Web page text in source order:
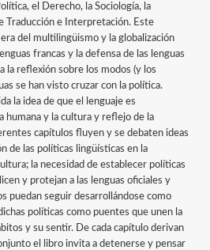
el Derecho, la Sociología, la
Traducción e Interpretación. Este
del multilingüismo y la globalización
francas y la defensa de las lenguas
la reflexión sobre los modos (y los
se han visto cruzar con la política.
la idea de que el lenguaje es
humana y la cultura y reflejo de la
capítulos fluyen y se debaten ideas
de las políticas lingüísticas en la
la necesidad de establecer políticas
y protejan a las lenguas oficiales y
puedan seguir desarrollándose como
políticas como puentes que unen la
y su sentir. De cada capítulo derivan
el libro invita a detenerse y pensar